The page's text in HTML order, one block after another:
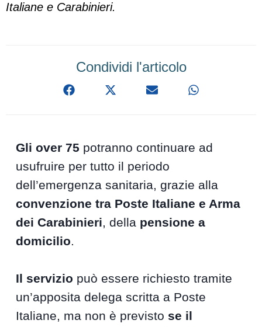
Italiane e Carabinieri.
Condividi l'articolo
Gli over 75 potranno continuare ad
usufruire per tutto il periodo
dell’emergenza sanitaria, grazie alla
convenzione tra Poste Italiane e Arma
dei Carabinieri, della pensione a
domicilio.
Il servizio può essere richiesto tramite
un’apposita delega scritta a Poste
Italiane, ma non è previsto se il